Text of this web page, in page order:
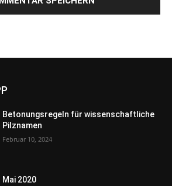
Betonungsregeln für wissenschaftliche
Pilznamen
Februar 10, 2024
Mai 2020